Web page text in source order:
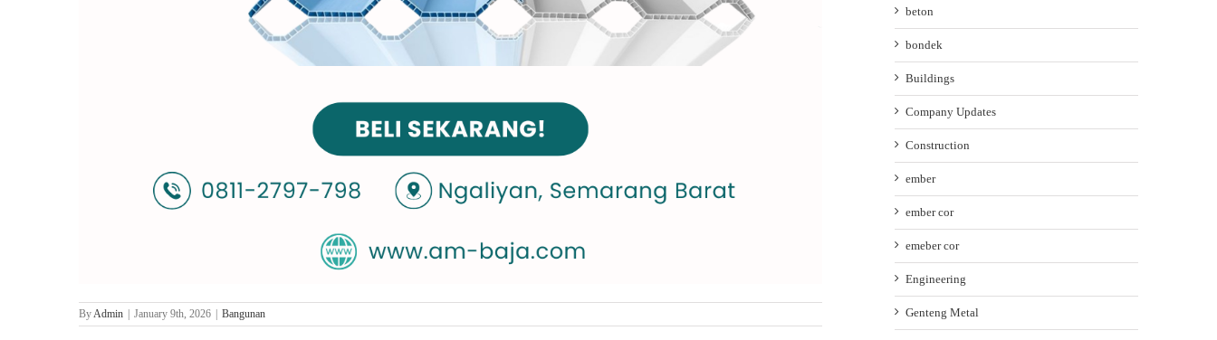
ByAdmin January 9th, 2026 Bangunan
beton
bondek
Buildings
Company Updates
Construction
ember
ember cor
emeber cor
Engineering
Genteng Metal